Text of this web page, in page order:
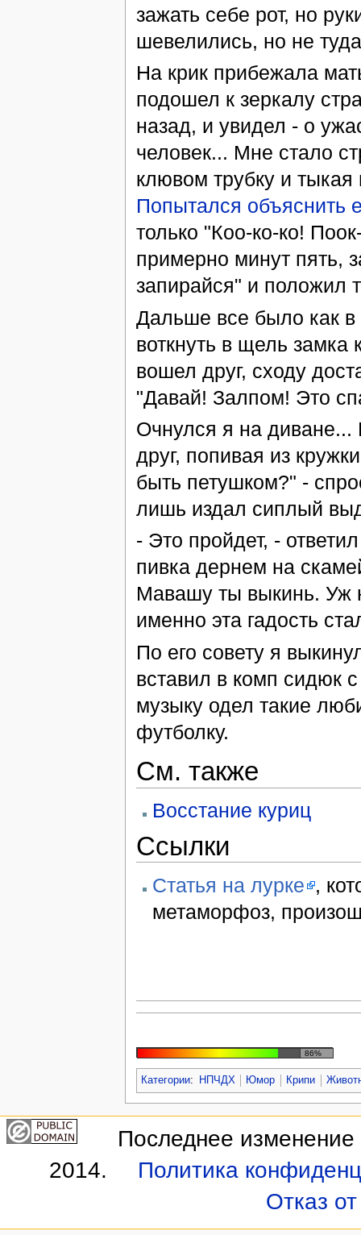
зажать себе рот, но
шевелились, но не
На крик прибежала
подошел к зеркалу
назад, и увидел - о
человек... Мне стало
клювом трубку и
Попытался объяснить
только "Коо-ко-ко!
примерно минут пять,
запирайся" и положил
Дальше все было как
воткнуть в щель замка
вошел друг, сходу
"Давай! Залпом! Это
Очнулся я на
друг, попивая из
быть петушком?" -
лишь издал сиплый
- Это пройдет, -
пивка дернем на
Мавашу ты выкинь. Уж
именно эта гадость
По его совету я
вставил в комп сидюк
музыку одел такие
футболку.
См. также
Восстание куриц
Ссылки
Статья на лурке ,
метаморфоз,
86%
Категории: НПЧДХ Юмор Крипи
Последнее
2014.
Политика
Отказ